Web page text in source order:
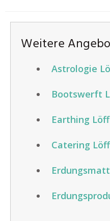
Weitere
Astrologie
Bootswerft
Earthing
Catering